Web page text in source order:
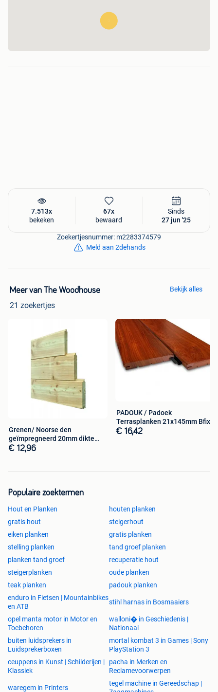
Ma tot Vrijdag 7u30 tot 12u en 12u30 tot 17u30
7.513x
bekeken
67x
bewaard
Sinds
27 jun '25
Zoekertjesnummer: m2283374579
Meld aan 2dehands
Meer van The Woodhouse
21 zoekertjes
Bekijk alles
Grenen/ Noorse den
geïmpregneerd 20mm dikte
tand en groef
€ 12,96
PADOUK / Padoek
Terrasplanken 21x145mm Bfix
€ 16,42
Populaire zoektermen
Hout en Planken
houten planken
gratis hout
steigerhout
eiken planken
gratis planken
stelling planken
tand groef planken
planken tand groef
recuperatie hout
steigerplanken
oude planken
teak planken
padouk planken
enduro in Fietsen | Mountainbikes
en ATB
stihl harnas in Bosmaaiers
opel manta motor in Motor en
Toebehoren
walloni� in Geschiedenis |
Nationaal
buiten luidsprekers in
Luidsprekerboxen
mortal kombat 3 in Games | Sony
PlayStation 3
ceuppens in Kunst | Schilderijen |
Klassiek
pacha in Merken en
Reclamevoorwerpen
waregem in Printers
tegel machine in Gereedschap |